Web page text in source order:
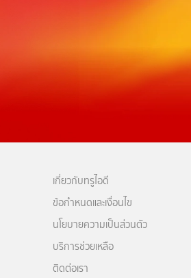
เกี่ยวกับทรูไอดี
ข้อกำหนดและเงื่อนไข
นโยบายความเป็นส่วนตัว
บริการช่วยเหลือ
ติดต่อเรา